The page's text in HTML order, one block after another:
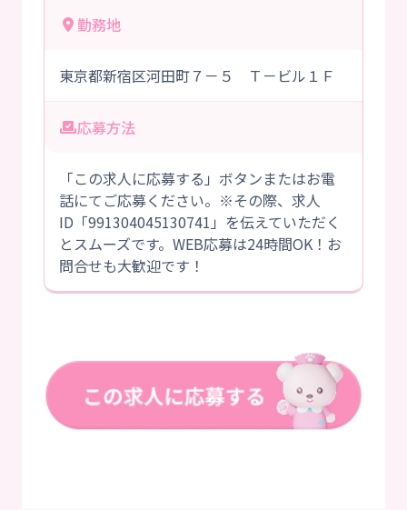
勤務地
東京都新宿区河田町７－５ Ｔ－ビル１Ｆ
応募方法
「この求人に応募する」ボタンまたはお電
話にてご応募ください。※その際、求人
ID「991304045130741」を伝えていただく
とスムーズです。WEB応募は24時間OK！お
問合せも大歓迎です！